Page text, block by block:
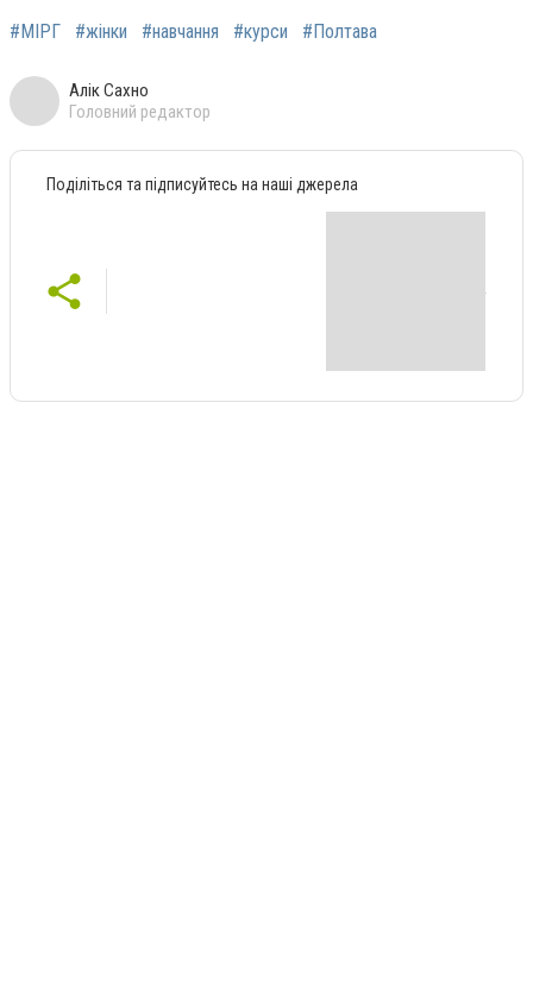
#МІРГ #жінки #навчання #курси #Полтава
Алік Сахно
Головний редактор
Поділіться та підписуйтесь на наші джерела